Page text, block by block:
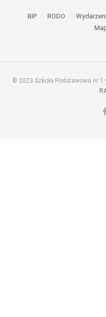
BIP RODO
© 2023 Szkoła Podstawowa nr